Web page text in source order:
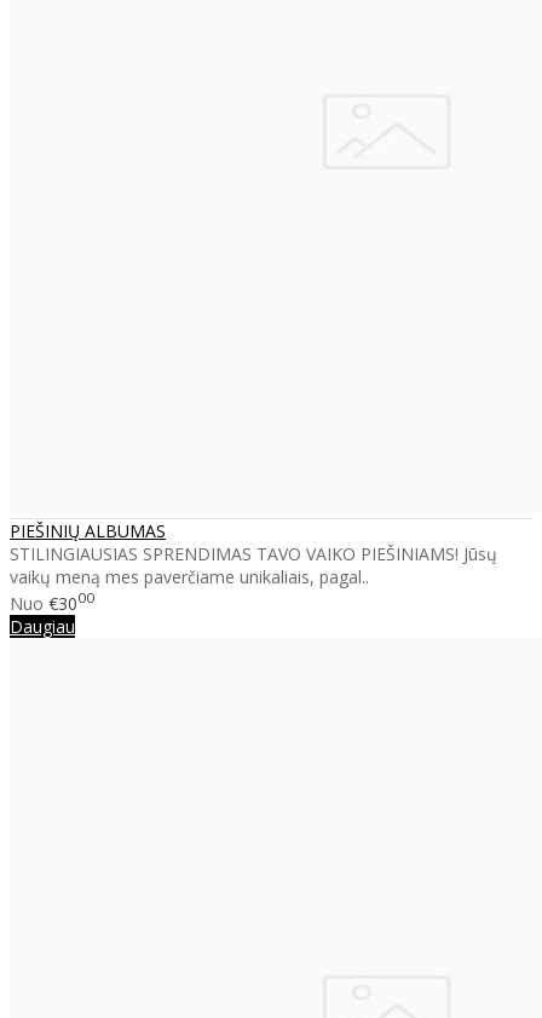
PIEŠINIŲ ALBUMAS
STILINGIAUSIAS SPRENDIMAS TAVO VAIKO PIEŠINIAMS! Jūsų
vaikų meną mes paverčiame unikaliais, pagal..
Nuo €3000
Daugiau